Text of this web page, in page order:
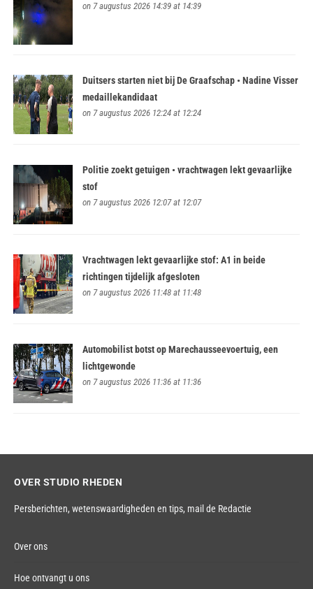
on 7 augustus 2026 14:39 at 14:39
Duitsers starten niet bij De Graafschap • Nadine Visser
medaillekandidaat
on 7 augustus 2026 12:24 at 12:24
Politie zoekt getuigen • vrachtwagen lekt gevaarlijke
stof
on 7 augustus 2026 12:07 at 12:07
Vrachtwagen lekt gevaarlijke stof: A1 in beide
richtingen tijdelijk afgesloten
on 7 augustus 2026 11:48 at 11:48
Automobilist botst op Marechausseevoertuig, een
lichtgewonde
on 7 augustus 2026 11:36 at 11:36
OVER STUDIO RHEDEN
Persberichten, wetenswaardigheden en tips, mail de Redactie
Over ons
Hoe ontvangt u ons